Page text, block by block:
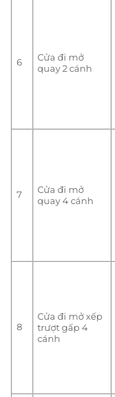
6
Cửa đi mở
quay 2 cánh
7
Cửa đi mở
quay 4 cánh
8
Cửa đi mở xếp
trượt gấp 4
cánh